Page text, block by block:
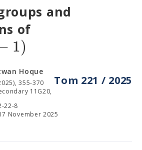
and
of
1)
Tom 221 / 2025
Hoque
355-370
11G20,
22-8
November 2025